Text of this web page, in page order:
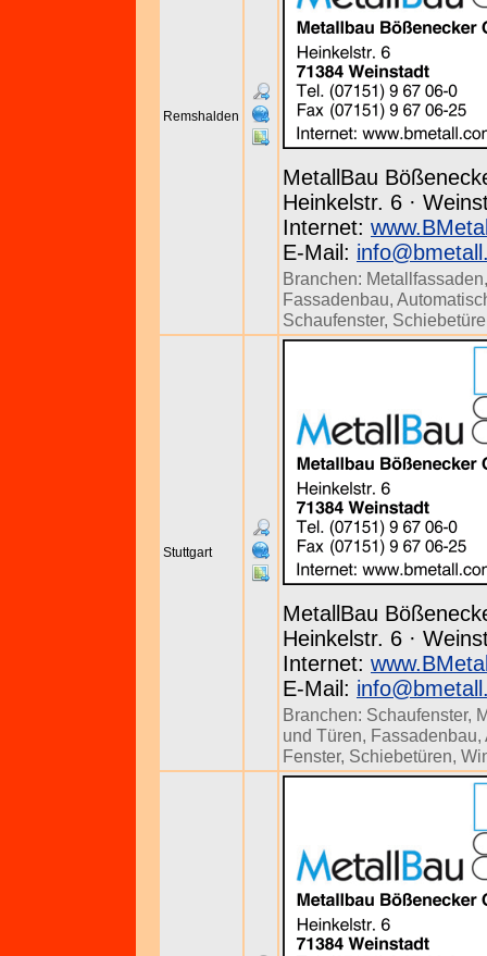
Remshalden
MetallBau
Heinkelstr. 6 ·
Internet:
E-Mail:
Branchen: Metallfassaden
Fassadenbau,
Schaufenster,
Stuttgart
MetallBau
Heinkelstr. 6 ·
Internet:
E-Mail:
Branchen: Schaufenster,
und Türen, Fassadenbau,
Fenster, Schiebetüren,